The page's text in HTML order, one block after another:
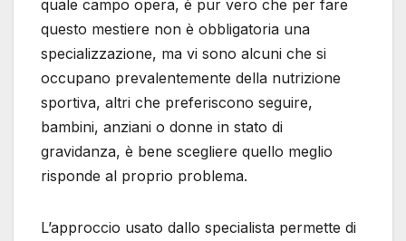
quale campo opera, è pur vero che per fare
questo mestiere non è obbligatoria una
specializzazione, ma vi sono alcuni che si
occupano prevalentemente della nutrizione
sportiva, altri che preferiscono seguire,
bambini, anziani o donne in stato di
gravidanza, è bene scegliere quello meglio
risponde al proprio problema.
L’approccio usato dallo specialista permette di